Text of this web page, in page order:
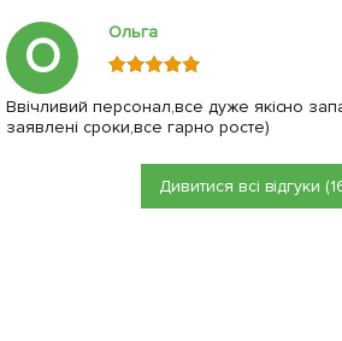
О Ольга
Ввічливий персонал,все дуже якісно
заявлені сроки,все гарно росте)
Дивитися всі відгуки